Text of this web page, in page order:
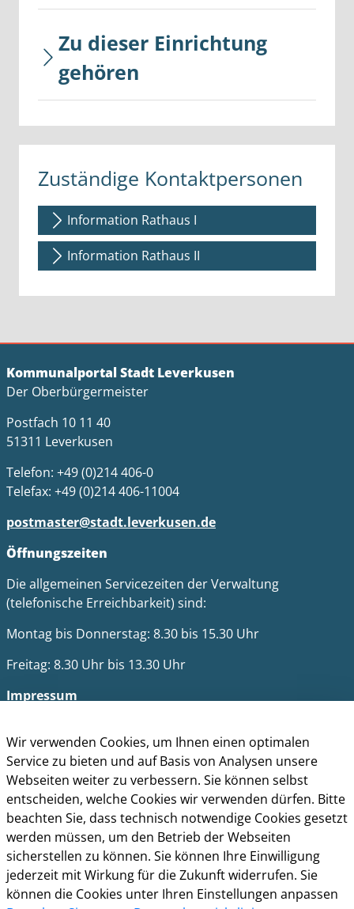
Zu dieser Einrichtung
gehören
Zuständige Kontaktpersonen
Information Rathaus I
Information Rathaus II
Kommunalportal Stadt Leverkusen
Der Oberbürgermeister
Postfach 10 11 40
51311 Leverkusen
Telefon: +49 (0)214 406-0
Telefax: +49 (0)214 406-11004
postmaster@stadt.leverkusen.de
Öffnungszeiten
Die allgemeinen Servicezeiten der Verwaltung
(telefonische Erreichbarkeit) sind:
Montag bis Donnerstag: 8.30 bis 15.30 Uhr
Freitag: 8.30 Uhr bis 13.30 Uhr
Impressum
Cookie-Richtlinie
Barrierefreiheit
Kontakt
Homepage der Stadt Leverkusen
Wir verwenden Cookies, um Ihnen einen optimalen
Service zu bieten und auf Basis von Analysen unsere
Webseiten weiter zu verbessern. Sie können selbst
entscheiden, welche Cookies wir verwenden dürfen. Bitte
beachten Sie, dass technisch notwendige Cookies gesetzt
werden müssen, um den Betrieb der Webseiten
sicherstellen zu können. Sie können Ihre Einwilligung
jederzeit mit Wirkung für die Zukunft widerrufen. Sie
können die Cookies unter Ihren Einstellungen anpassen